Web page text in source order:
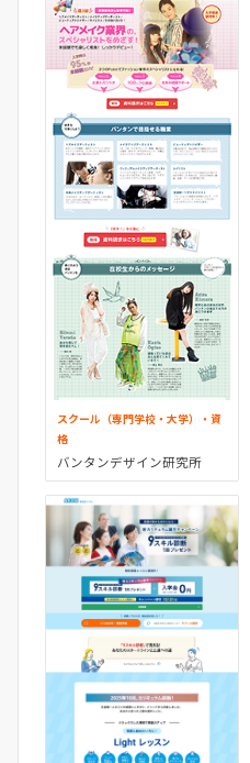
スクール（専門学校・大学）・資
格
バンタンデザイン研究所